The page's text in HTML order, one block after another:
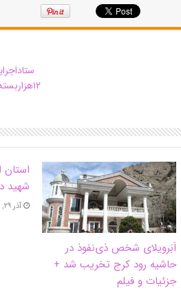
اَبَر‌ویلای شخص ذی‌نفوذ در
حاشیه‌ رود کرج تخریب شد +
جزئیات و فیلم
شهید
آذر ۲۹, ۱۴۰۴